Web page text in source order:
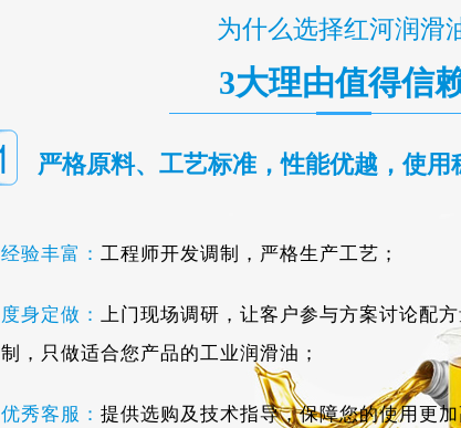
为什么选择红河润滑
3大理由值得信
严格原料、工艺标准，性能优越，使用
经验丰富： 工程师开发调制，严格生产工艺；
度身定做： 上门现场调研，让客户参与方案讨论配
制，只做适合您产品的工业润滑油；
优秀客服： 提供选购及技术指导，保障您的使用更